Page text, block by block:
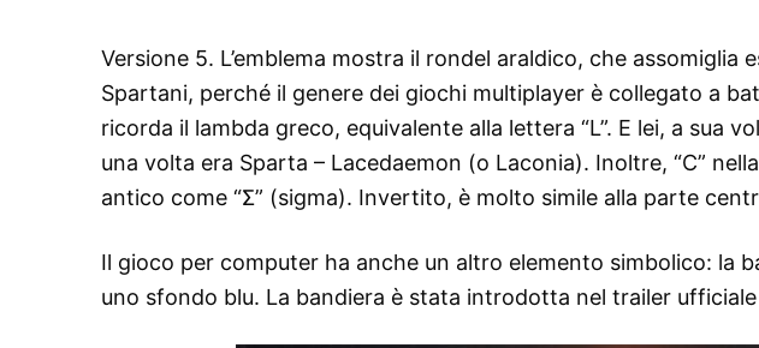
Versione 5. L’emblema mostra il rondel araldico, che
Spartani, perché il genere dei giochi multiplayer è collegato a
ricorda il lambda greco, equivalente alla lettera “L”. E lei, a sua
una volta era Sparta – Lacedaemon (o Laconia). Inoltre, “C”
antico come “Σ” (sigma). Invertito, è molto simile alla parte
Il gioco per computer ha anche un altro elemento simbolico: la
uno sfondo blu. La bandiera è stata introdotta nel trailer